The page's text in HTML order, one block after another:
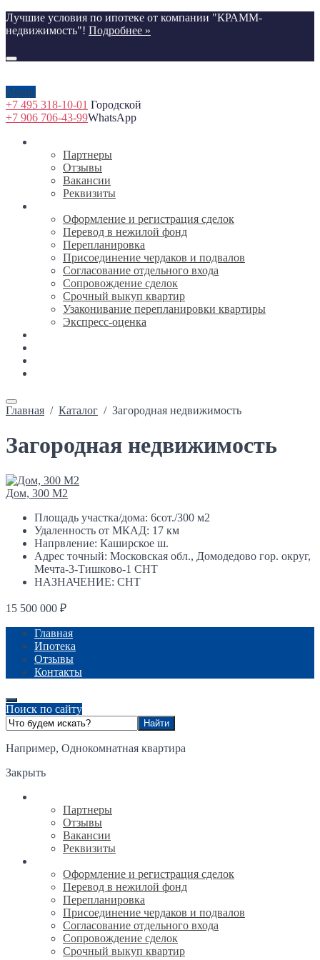
Лучшие условия по ипотеке от компании "КРАММ-
недвижимость"! Подробнее »
Меню
+7 495 318-10-01 Городской
+7 906 706-43-99WhatsApp
Партнеры
Отзывы
Вакансии
Реквизиты
Оформление и регистрация сделок
Перевод в нежилой фонд
Перепланировка
Присоединение чердаков и подвалов
Согласование отдельного входа
Сопровождение сделок
Срочный выкуп квартир
Узаконивание перепланировки квартиры
Экспресс-оценка
Главная / Каталог / Загородная недвижимость
Загородная недвижимость
Дом, 300 М2
Площадь участка/дома: 6сот./300 м2
Удаленность от МКАД: 17 км
Напрвление: Каширское ш.
Адрес точный: Московская обл., Домодедово гор. округ,
Мечта-3-Тишково-1 СНТ
НАЗНАЧЕНИЕ: СНТ
15 500 000 ₽
Главная
Ипотека
Отзывы
Контакты
Поиск по сайту
Например, Однокомнатная квартира
Закрыть
Партнеры
Отзывы
Вакансии
Реквизиты
Оформление и регистрация сделок
Перевод в нежилой фонд
Перепланировка
Присоединение чердаков и подвалов
Согласование отдельного входа
Сопровождение сделок
Срочный выкуп квартир